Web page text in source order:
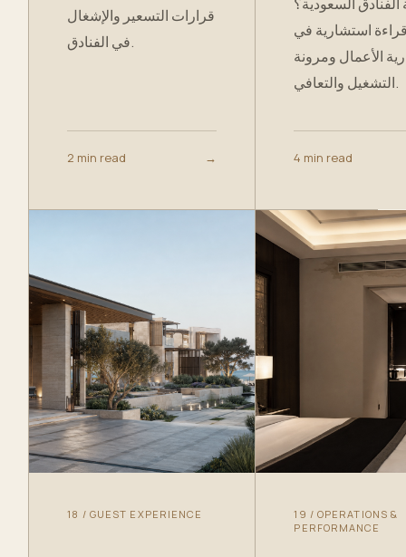
قرارات التسعير والإشغال
في الفنادق.
2 min read →
استشارية في
الأعمال ومرونة
التشغيل والتعافي.
4 min read
18 / GUEST EXPERIENCE 19 / OPERATIONS &
PERFORMANCE